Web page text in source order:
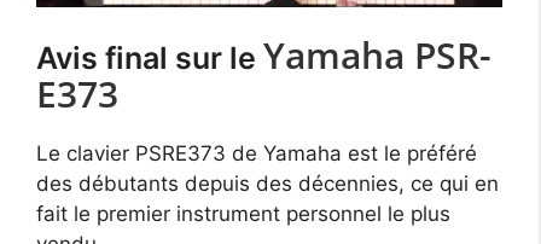
Avis final sur le Yamaha PSR-
E373
Le clavier PSRE373 de Yamaha est le préféré
des débutants depuis des décennies, ce qui en
fait le premier instrument personnel le plus